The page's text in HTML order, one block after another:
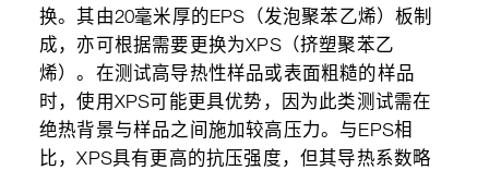
换。其由20毫米厚的EPS（发泡聚苯乙烯）板制
成，亦可根据需要更换为XPS（挤塑聚苯乙
烯）。在测试高导热性样品或表面粗糙的样品
时，使用XPS可能更具优势，因为此类测试需在
绝热背景与样品之间施加较高压力。与EPS相
比，XPS具有更高的抗压强度，但其导热系数略